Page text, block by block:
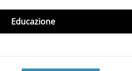
Educazione